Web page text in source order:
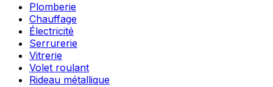
Plomberie
Chauffage
Électricité
Serrurerie
Vitrerie
Volet roulant
Rideau métallique